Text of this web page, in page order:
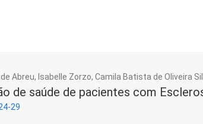
Abreu, Isabelle Zorzo, Camila Batista de Oliveira
de saúde de pacientes com
29